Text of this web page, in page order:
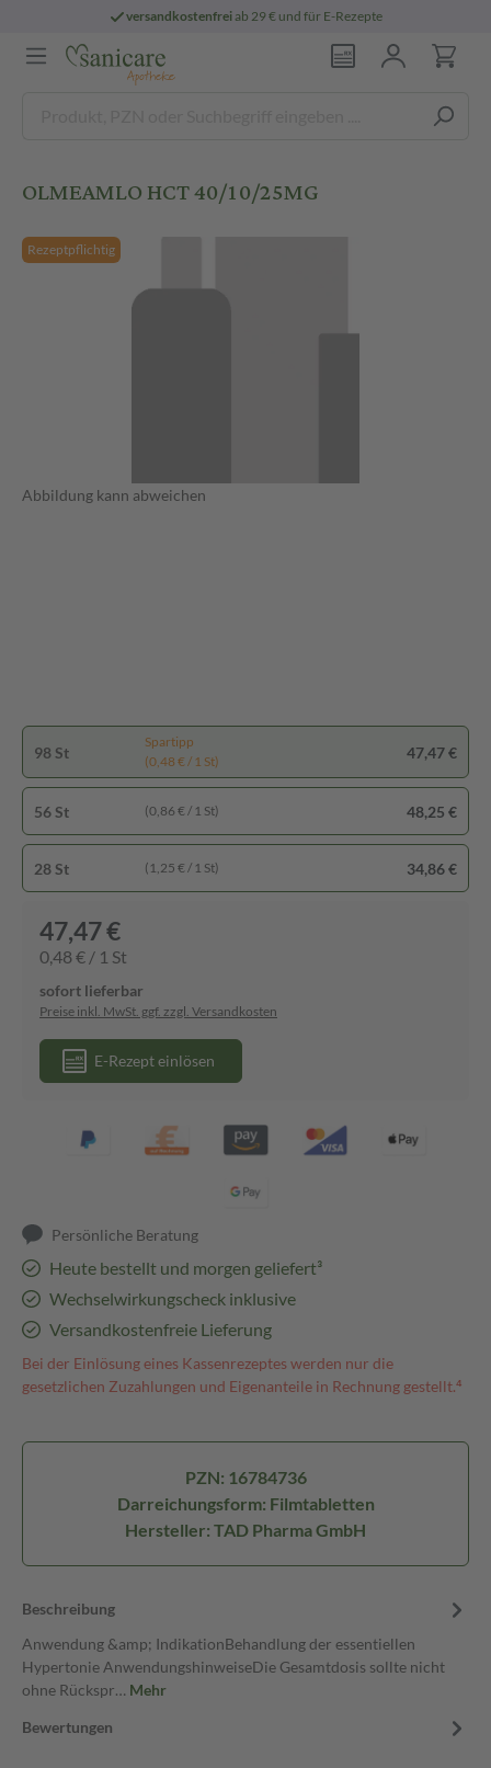
versandkostenfreiab 29 € und für E-Rezepte
OLMEAMLO HCT 40/10/25MG
Rezeptpflichtig
Abbildung kann abweichen
98 St
Spartipp
(0,48 € / 1 St)
47,47 €
56 St (0,86 € / 1 St) 48,25 €
28 St (1,25 € / 1 St) 34,86 €
47,47 €
0,48 € / 1 St
sofort lieferbar
Preise inkl. MwSt. ggf. zzgl. Versandkosten
E-Rezept einlösen
Persönliche Beratung
Heute bestellt und morgen geliefert³
Wechselwirkungscheck inklusive
Versandkostenfreie Lieferung
Bei der Einlösung eines Kassenrezeptes werden nur die
gesetzlichen Zuzahlungen und Eigenanteile in Rechnung gestellt.⁴
PZN: 16784736
Darreichungsform: Filmtabletten
Hersteller: TAD Pharma GmbH
Beschreibung
Anwendung &amp; IndikationBehandlung der essentiellen
Hypertonie AnwendungshinweiseDie Gesamtdosis sollte nicht
ohne Rückspr… Mehr
Bewertungen